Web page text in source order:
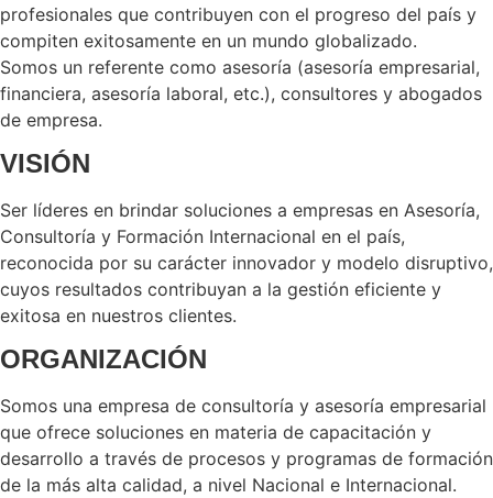
profesionales que contribuyen con el progreso del país y
compiten exitosamente en un mundo globalizado.
Somos un referente como asesoría (asesoría empresarial,
financiera, asesoría laboral, etc.), consultores y abogados
de empresa.
VISIÓN
Ser líderes en brindar soluciones a empresas en Asesoría,
Consultoría y Formación Internacional en el país,
reconocida por su carácter innovador y modelo disruptivo,
cuyos resultados contribuyan a la gestión eficiente y
exitosa en nuestros clientes.
ORGANIZACIÓN
Somos una empresa de consultoría y asesoría empresarial
que ofrece soluciones en materia de capacitación y
desarrollo a través de procesos y programas de formación
de la más alta calidad, a nivel Nacional e Internacional.